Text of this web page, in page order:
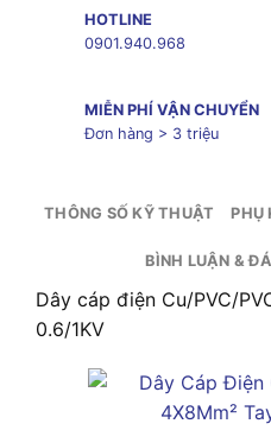
HOTLINE
0901.940.968
MIỄN PHÍ VẬN CHUYỂN
Đơn hàng > 3 triệu
THÔNG SỐ KỸ THUẬT PHỤ
BÌNH LUẬN &
Dây cáp điện Cu/PVC/
0.6/1KV